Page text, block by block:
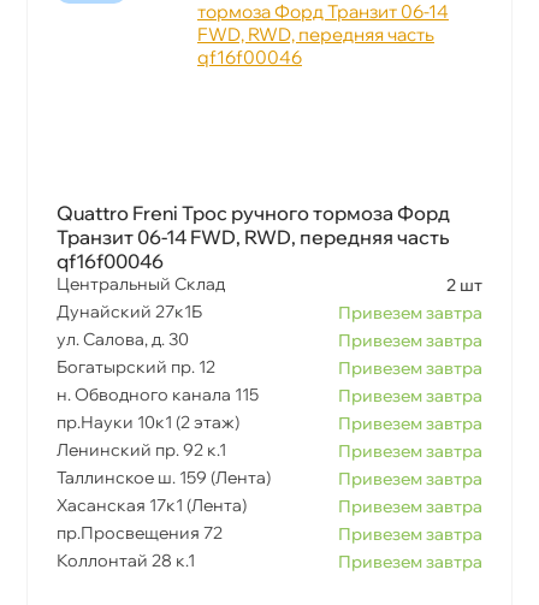
Quattro Freni Трос ручного тормоза Форд
Транзит 06-14 FWD, RWD, передняя часть
qf16f00046
Центральный Склад
2 шт
Дунайский 27к1Б
Привезем завтра
ул. Салова, д. 30
Привезем завтра
Богатырский пр. 12
Привезем завтра
н. Обводного канала 115
Привезем завтра
пр.Науки 10к1 (2 этаж)
Привезем завтра
Ленинский пр. 92 к.1
Привезем завтра
Таллинское ш. 159 (Лента)
Привезем завтра
Хасанская 17к1 (Лента)
Привезем завтра
пр.Просвещения 72
Привезем завтра
Коллонтай 28 к.1
Привезем завтра